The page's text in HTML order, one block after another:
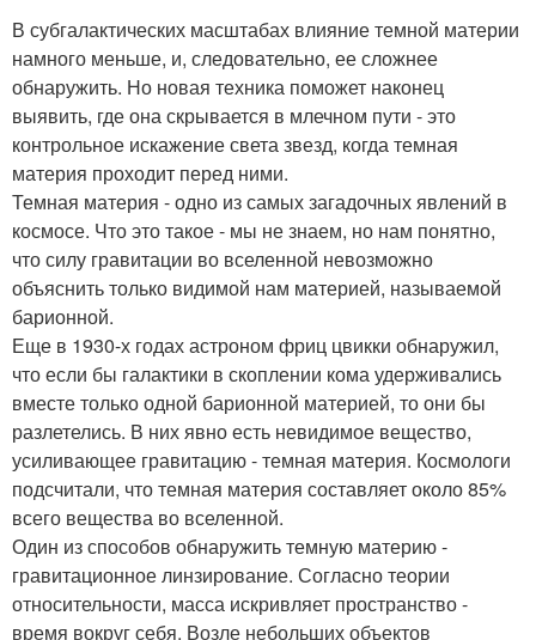
В субгалактических масштабах влияние темной материи
намного меньше, и, следовательно, ее сложнее
обнаружить. Но новая техника поможет наконец
выявить, где она скрывается в млечном пути - это
контрольное искажение света звезд, когда темная
материя проходит перед ними.
Темная материя - одно из самых загадочных явлений в
космосе. Что это такое - мы не знаем, но нам понятно,
что силу гравитации во вселенной невозможно
объяснить только видимой нам материей, называемой
барионной.
Еще в 1930-х годах астроном фриц цвикки обнаружил,
что если бы галактики в скоплении кома удерживались
вместе только одной барионной материей, то они бы
разлетелись. В них явно есть невидимое вещество,
усиливающее гравитацию - темная материя. Космологи
подсчитали, что темная материя составляет около 85%
всего вещества во вселенной.
Один из способов обнаружить темную материю -
гравитационное линзирование. Согласно теории
относительности, масса искривляет пространство -
время вокруг себя. Возле небольших объектов